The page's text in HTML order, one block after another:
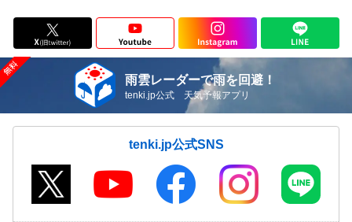
雨雲レーダーで雨を回避！
tenki.jp公式 天気予報アプリ
tenki.jp公式SNS